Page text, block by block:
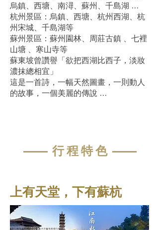
烏鎮、西塘、南潯、蘇州、千島湖 …
杭州景區：烏鎮、西塘、杭州西湖、杭
州宋城、千島湖等
蘇州景區：蘇州園林、周莊古鎮 、七裡
山塘 、寒山寺等
蘇東坡曾讚譽「欲把西湖比西子，淡妝
濃抹總相宜」
這是一首詩，一幅天然圖畫，一則動人
的故事，一個美麗的傳說 …
—— 行 程 特 色 ——
上有天堂，下有蘇杭